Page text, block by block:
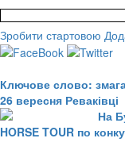
Зробити стартовою
Ключове слово:
26 вересня Реваківці
На
HORSE TOUR по